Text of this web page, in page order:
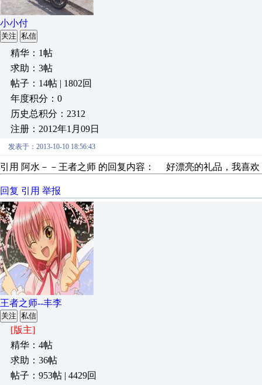
小小付
关注 私信
精华：1帖
求助：3帖
帖子：14帖 | 1802回
年度积分：0
历史总积分：2312
注册：2012年1月09日
发表于：2013-10-10 18:56:43
引用 阿水－－王者之师 的回复内容： 好漂亮的礼品，我
回复 引用 举报
王者之师--丰李
关注 私信
[版主]
精华：4帖
求助：36帖
帖子：953帖 | 4429回